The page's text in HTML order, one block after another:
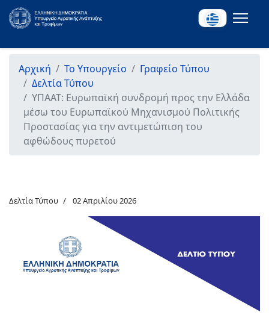
Αρχική Το Υπουργείο
Γραφείο Τύπου
Δελτία Τύπου
ΥΠΑΑΤ: Ευρωπαϊκή συνδρομή προς την Ελλάδα
μέσω του Ευρωπαϊκού Μηχανισμού Πολιτικής
Προστασίας για την αντιμετώπιση του
αφθώδους πυρετού
Δελτία Τύπου 02 Απριλίου 2026